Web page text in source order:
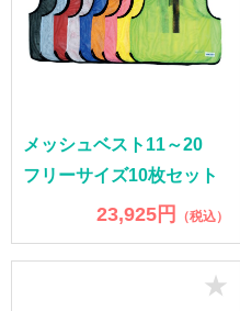
メッシュベスト11～20
フリーサイズ10枚セット
23,925円 （税込）
★